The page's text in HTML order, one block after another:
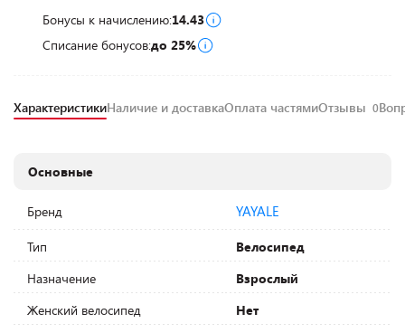
Бонусы к начислению:14.43
Списание бонусов:до 25%
ХарактеристикиНаличие и доставкаОплата частямиОтзывы 0
Основные
Бренд YAYALE
Тип
Велосипед
Назначение
Взрослый
Женский велосипед
Нет